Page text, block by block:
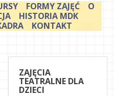
FORMY ZAJĘĆ
O
HISTORIA MDK
KONTAKT
ZAJĘCIA
TEATRALNE DLA
DZIECI